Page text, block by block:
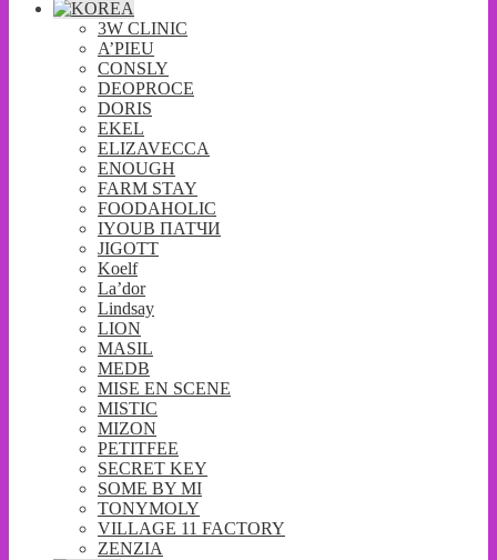
3W CLINIC
A’PIEU
CONSLY
DEOPROCE
DORIS
EKEL
ELIZAVECCA
ENOUGH
FARM STAY
FOODAHOLIC
IYOUB ПАТЧИ
JIGOTT
Koelf
La’dor
Lindsay
LION
MASIL
MEDB
MISE EN SCENE
MISTIC
MIZON
PETITFEE
SECRET KEY
SOME BY MI
TONYMOLY
VILLAGE 11 FACTORY
ZENZIA